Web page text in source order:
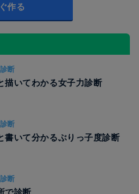
作る
断
描いてわかる女子力診断
断
書いて分かるぶりっ子度診断
断